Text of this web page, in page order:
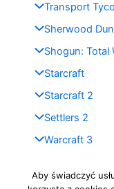
Transport
Sherwood
Shogun: Total
Starcraft
Starcraft 2
Settlers 2
Warcraft 3
Blog
Aby świadczyć